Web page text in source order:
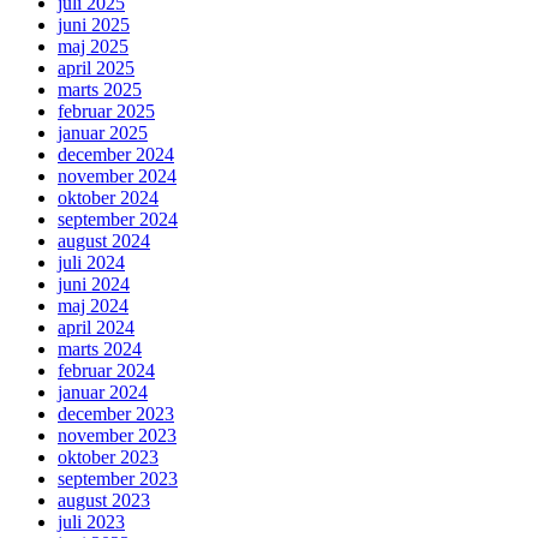
juni 2025
maj 2025
april 2025
marts 2025
februar 2025
januar 2025
december 2024
november 2024
oktober 2024
september 2024
august 2024
juli 2024
juni 2024
maj 2024
april 2024
marts 2024
februar 2024
januar 2024
december 2023
november 2023
oktober 2023
september 2023
august 2023
juli 2023